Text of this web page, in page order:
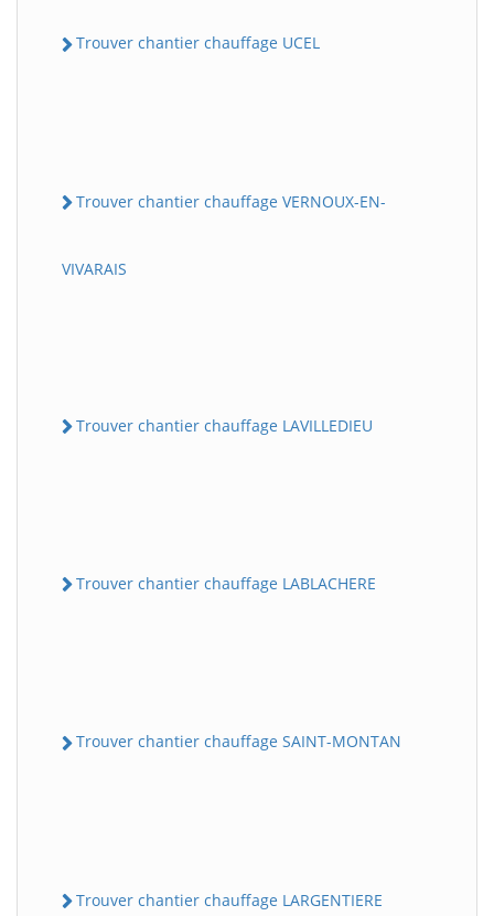
Trouver chantier chauffage UCEL
Trouver chantier chauffage VERNOUX-EN-
VIVARAIS
Trouver chantier chauffage LAVILLEDIEU
Trouver chantier chauffage LABLACHERE
Trouver chantier chauffage SAINT-MONTAN
Trouver chantier chauffage LARGENTIERE